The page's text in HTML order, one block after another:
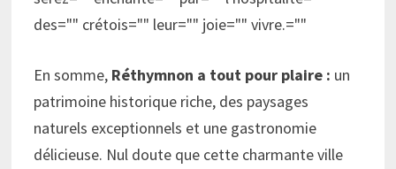
des="" crétois="" leur="" joie="" vivre.=""
En somme, Réthymnon a tout pour plaire : un
patrimoine historique riche, des paysages
naturels exceptionnels et une gastronomie
délicieuse. Nul doute que cette charmante ville